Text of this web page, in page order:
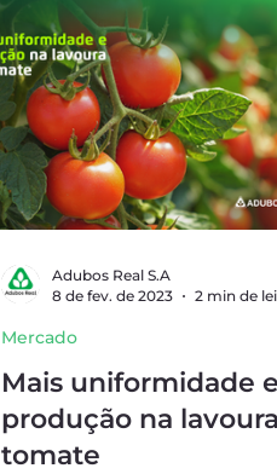
Mais uniformidade e
produção na lavoura
tomate
Mercado
Adubos Real S.A
8 de fev. de 2023
2 min de